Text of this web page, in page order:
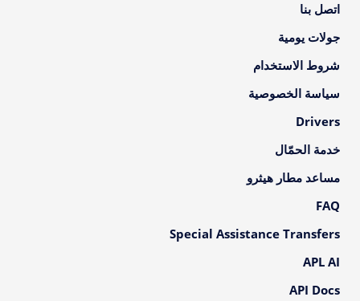
اتصل بنا
جولات يومية
شروط الاستخدام
سياسة الخصوصية
Drivers
خدمة الحمّال
مساعد مطار هيثرو
FAQ
Special Assistance Transfers
APL AI
API Docs